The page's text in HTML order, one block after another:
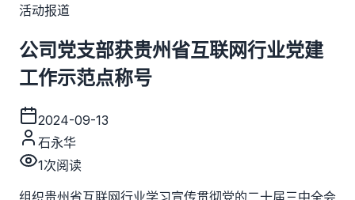
活动报道
公司党支部获贵州省互联网行业党建
工作示范点称号
2024-09-13
石永华
1次阅读
组织贵州省互联网行业学习宣传贯彻党的二十届三中全会